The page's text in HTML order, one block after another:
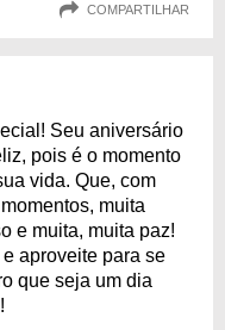
COMPARTILHAR
Seu aniversário
pois é o momento
vida. Que, com
muita
e muita, muita paz!
aproveite para se
que seja um dia